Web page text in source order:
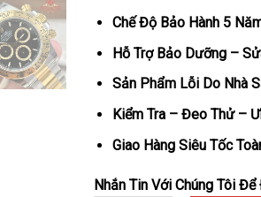
Chế Độ Bảo Hành 5
Hỗ Trợ Bảo Dưỡng –
Sản Phẩm Lỗi Do Nhà
Kiểm Tra – Đeo Thử –
Giao Hàng Siêu Tốc
Nhắn Tin Với Chúng Tôi